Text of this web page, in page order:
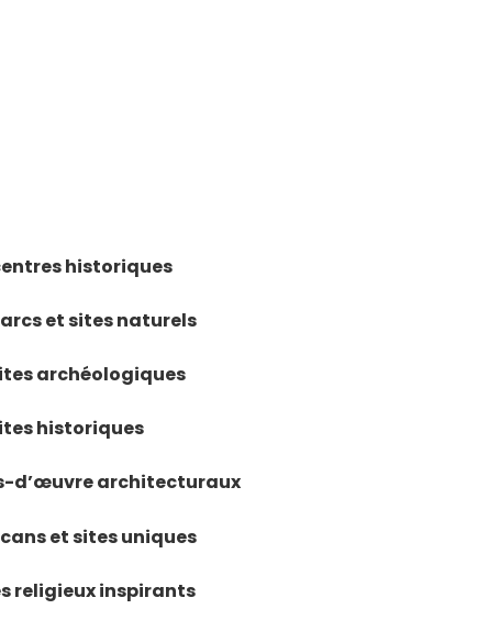
historiques
et sites naturels
archéologiques
historiques
d’œuvre architecturaux
et sites uniques
religieux inspirants